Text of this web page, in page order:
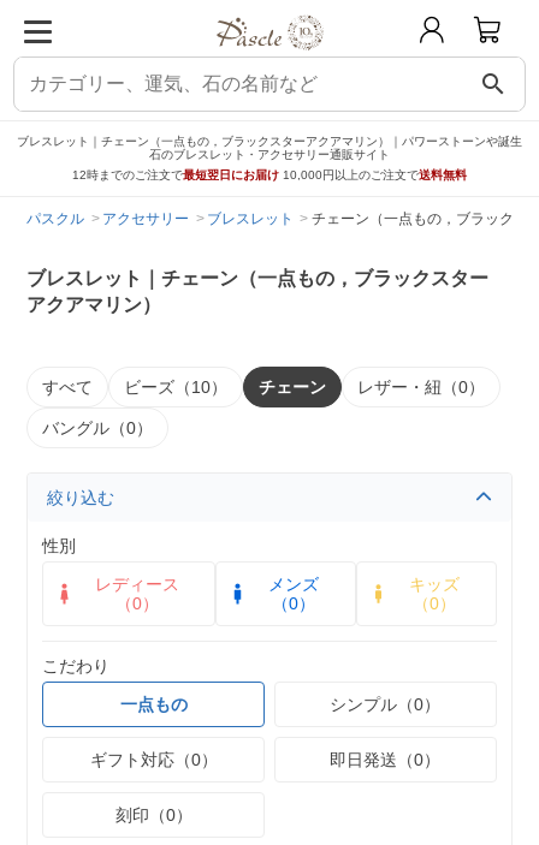
search
ブレスレット｜チェーン（一点もの，ブラックスターアクアマリン）｜パワーストーンや誕生
石のブレスレット・アクセサリー通販サイト
12時までのご注文で最短翌日にお届け 10,000円以上のご注文で送料無料
パスクル アクセサリー ブレスレット チェーン（一点もの，ブラックス
ブレスレット｜チェーン（一点もの，ブラックスター
アクアマリン）
すべて ビーズ（10） チェーン レザー・紐（0）
バングル（0）
絞り込む
性別
レディース
（0）
メンズ
（0）
キッズ
（0）
こだわり
一点もの
シンプル（0）
ギフト対応（0） 即日発送（0）
刻印（0）